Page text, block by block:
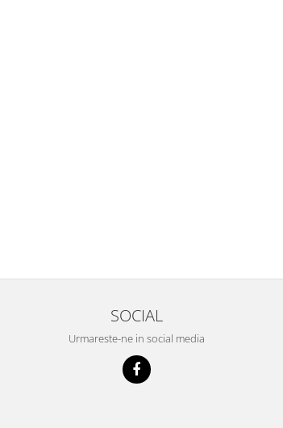
SOCIAL
Urmareste-ne in social media